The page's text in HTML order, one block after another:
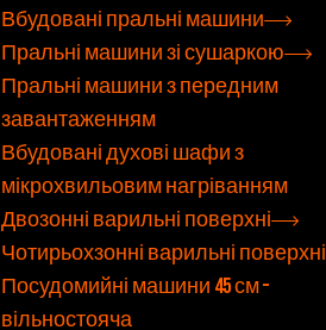
Вбудовані пральні машини
Пральні машини зі сушаркою
Пральні машини з передним
завантаженням
Вбудовані духові шафи з
мікрохвильовим нагріванням
Двозонні варильні поверхні
Чотирьохзонні варильні поверхні
Посудомийні машини 45 см –
вільностояча